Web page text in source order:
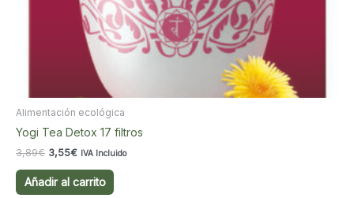
Alimentación ecológica
Yogi Tea Detox 17 filtros
3,89€ El
original
era:
3,55€El
actual
es:
IVA Incluido
Añadir al carrito